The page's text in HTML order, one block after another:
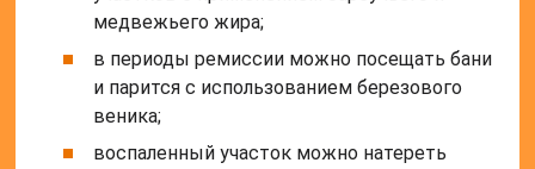
медвежьего жира;
в периоды ремиссии можно посещать бани
и парится с использованием березового
веника;
воспаленный участок можно натереть